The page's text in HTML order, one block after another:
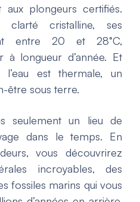
aux plongeurs certifiés.
clarté cristalline, ses
entre 20 et 28°C,
longueur d’année. Et
est thermale, un
être sous terre.
seulement un lieu de
dans le temps. En
vous découvrirez
incroyables, des
fossiles marins qui vous